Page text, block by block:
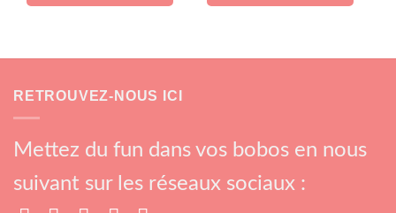
RETROUVEZ-NOUS ICI
Mettez du fun dans vos bobos en nous
suivant sur les réseaux sociaux :